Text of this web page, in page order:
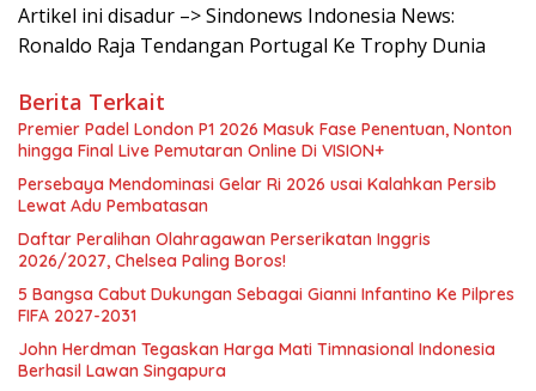
Artikel ini disadur –> Sindonews Indonesia News:
Ronaldo Raja Tendangan Portugal Ke Trophy Dunia
Berita Terkait
Premier Padel London P1 2026 Masuk Fase Penentuan, Nonton
hingga Final Live Pemutaran Online Di VISION+
Persebaya Mendominasi Gelar Ri 2026 usai Kalahkan Persib
Lewat Adu Pembatasan
Daftar Peralihan Olahragawan Perserikatan Inggris
2026/2027, Chelsea Paling Boros!
5 Bangsa Cabut Dukungan Sebagai Gianni Infantino Ke Pilpres
FIFA 2027-2031
John Herdman Tegaskan Harga Mati Timnasional Indonesia
Berhasil Lawan Singapura